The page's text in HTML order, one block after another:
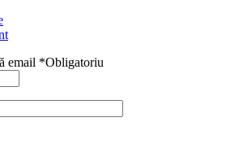
email *Obligatoriu